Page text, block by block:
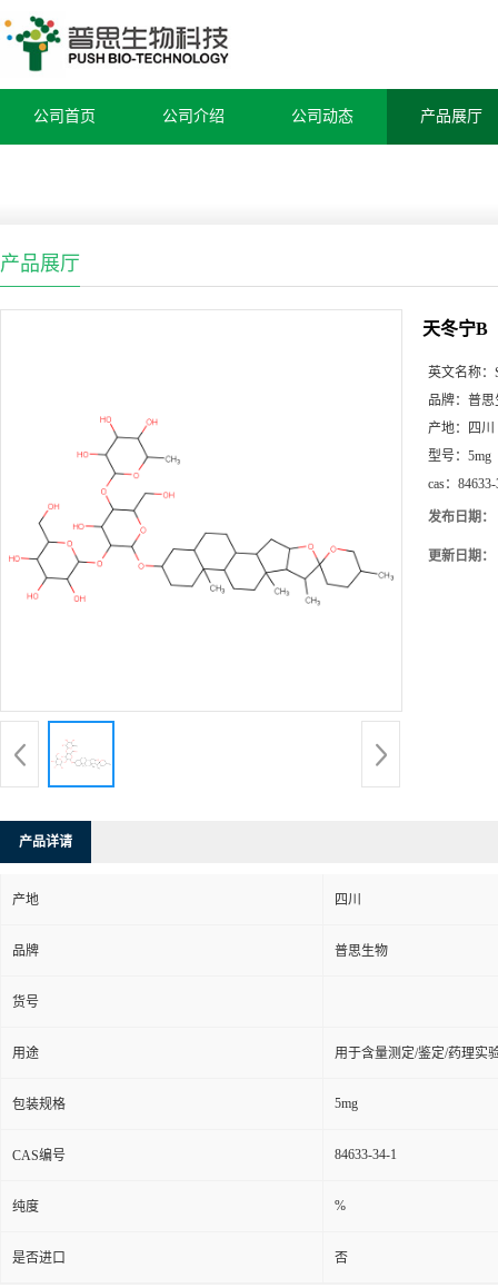
公司首页 公司介绍 公司动态 产品展厅
产品展厅
天冬宁B
英文名称：
品牌： 普思
产地：
四川
型号： 5mg
cas：
发布日期：
更新日期：
产品详请
产地 四川
品牌 普思生物
货号
用途 用于含量测定/鉴定/药理实
包装规格 5mg
CAS编号 84633-34-1
纯度 %
是否进口 否